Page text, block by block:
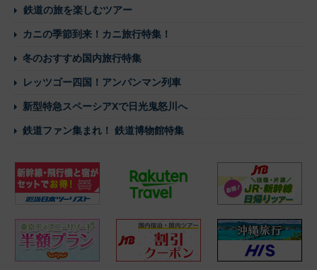
鉄道の旅を楽しむツアー
カニの季節到来！カニ旅行特集！
冬のおすすめ国内旅行特集
レッツゴー四国！アンパンマン列車
新型特急スペーシアXで日光鬼怒川へ
鉄道ファン集まれ！ 鉄道博物館特集